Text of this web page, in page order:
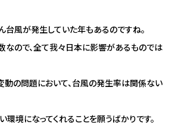
台風が発生していた年もあるのですね。
ので、全て我々日本に影響があるものでは
の問題において、台風の発生率は関係ない
環境になってくれることを願うばかりです。